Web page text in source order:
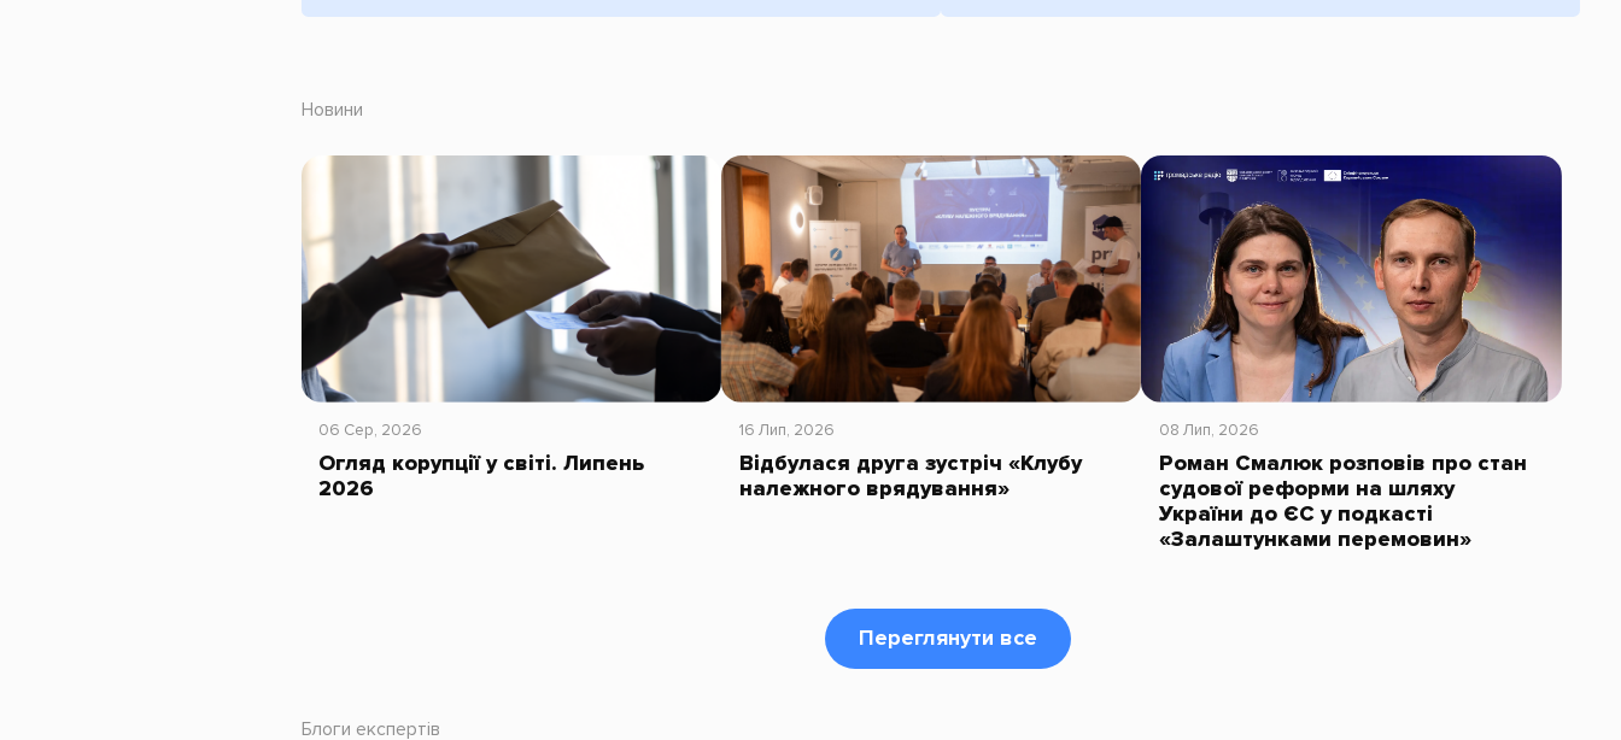
Новини
06 Сер, 2026
Огляд корупції у світі. Липень
2026
16 Лип, 2026
Відбулася друга зустріч «Клубу
належного врядування»
08 Лип, 2026
Роман Смалюк розповів про стан
судової реформи на шляху
України до ЄС у подкасті
«Залаштунками перемовин»
Переглянути все
Блоги експертів